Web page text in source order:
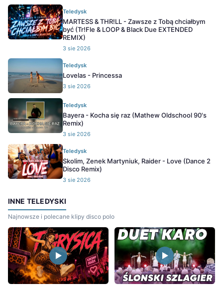
Teledysk
MARTESS & THR!LL - Zawsze z Tobą chciałbym
być (Tr!Fle & LOOP & Black Due EXTENDED
REMIX)
3 sie 2026
Teledysk
Lovelas - Princessa
3 sie 2026
Teledysk
Bayera - Kocha się raz (Mathew Oldschool 90's
Remix)
3 sie 2026
Teledysk
Skolim, Zenek Martyniuk, Raider - Love (Dance 2
Disco Remix)
3 sie 2026
INNE TELEDYSKI
Najnowsze i polecane klipy disco polo